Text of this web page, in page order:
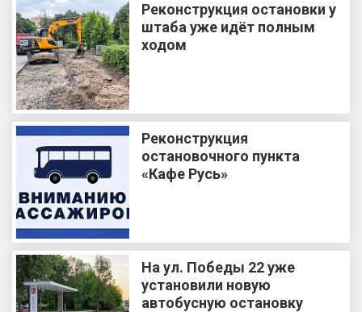
Реконструкция остановки у
штаба уже идёт полным
ходом
Реконструкция
остановочного пункта
«Кафе Русь»
На ул. Победы 22 уже
установили новую
автобусную остановку